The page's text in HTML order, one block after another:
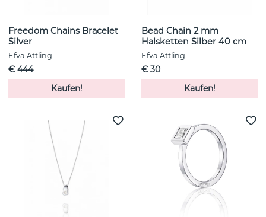
Freedom Chains Bracelet
Silver
Efva Attling
€ 444
Kaufen!
Bead Chain 2 mm
Halsketten Silber 40 cm
Efva Attling
€ 30
Kaufen!